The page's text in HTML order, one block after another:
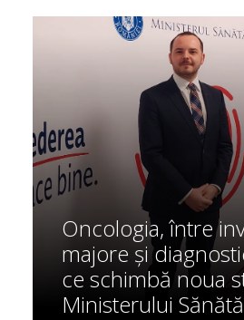
Oncologia, între
majore și
ce schimbă noua
Ministerului